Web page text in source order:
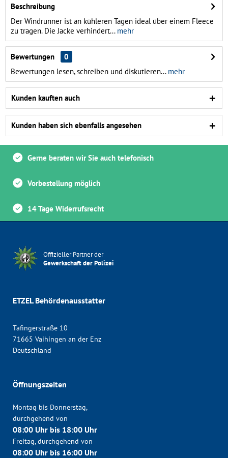
Beschreibung
Der Windrunner ist an kühleren Tagen ideal über einem Fleece
zu tragen. Die Jacke verhindert...mehr
Bewertungen
0
Bewertungen lesen, schreiben und diskutieren...mehr
Kunden kauften auch
Kunden haben sich ebenfalls angesehen
Gerne beraten wir Sie auch telefonisch
Vorbestellung möglich
14 Tage Widerrufsrecht
Offizieller Partner der
Gewerkschaft der Polizei
ETZEL Behördenausstatter
Tafingerstraße 10
71665 Vaihingen an der Enz
Deutschland
Öffnungszeiten
Montag bis Donnerstag,
durchgehend von
08:00 Uhr bis 18:00 Uhr
Freitag, durchgehend von
08:00 Uhr bis 16:00 Uhr